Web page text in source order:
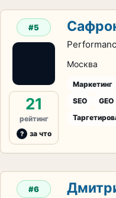
#5
21
рейтинг
за что
Москва
Маркетинг
SEO
GEO
#6